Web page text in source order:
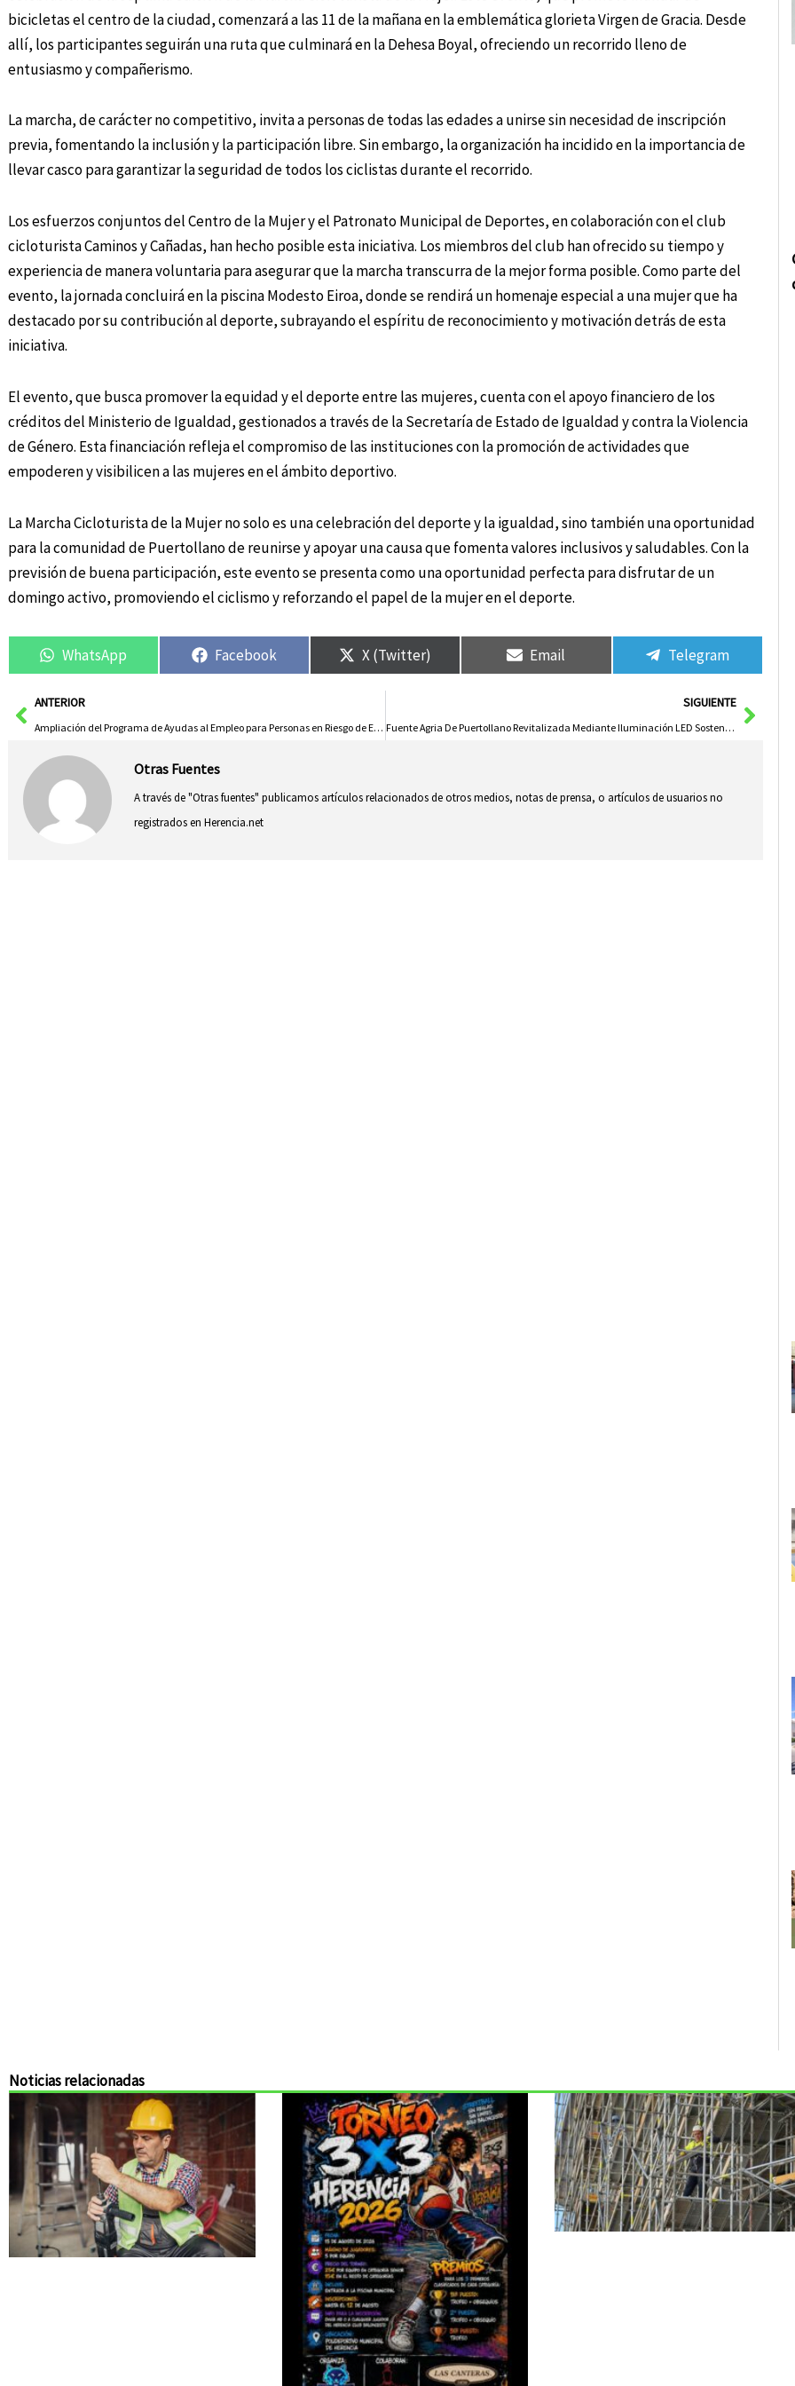
bicicletas el centro de la ciudad, comenzará a las 11 de la mañana en la emblemática glorieta Virgen de Gracia. Desde
allí, los participantes seguirán una ruta que culminará en la Dehesa Boyal, ofreciendo un recorrido lleno de
entusiasmo y compañerismo.
La marcha, de carácter no competitivo, invita a personas de todas las edades a unirse sin necesidad de inscripción
previa, fomentando la inclusión y la participación libre. Sin embargo, la organización ha incidido en la importancia de
llevar casco para garantizar la seguridad de todos los ciclistas durante el recorrido.
Los esfuerzos conjuntos del Centro de la Mujer y el Patronato Municipal de Deportes, en colaboración con el club
cicloturista Caminos y Cañadas, han hecho posible esta iniciativa. Los miembros del club han ofrecido su tiempo y
experiencia de manera voluntaria para asegurar que la marcha transcurra de la mejor forma posible. Como parte del
evento, la jornada concluirá en la piscina Modesto Eiroa, donde se rendirá un homenaje especial a una mujer que ha
destacado por su contribución al deporte, subrayando el espíritu de reconocimiento y motivación detrás de esta
iniciativa.
El evento, que busca promover la equidad y el deporte entre las mujeres, cuenta con el apoyo financiero de los
créditos del Ministerio de Igualdad, gestionados a través de la Secretaría de Estado de Igualdad y contra la Violencia
de Género. Esta financiación refleja el compromiso de las instituciones con la promoción de actividades que
empoderen y visibilicen a las mujeres en el ámbito deportivo.
La Marcha Cicloturista de la Mujer no solo es una celebración del deporte y la igualdad, sino también una oportunidad
para la comunidad de Puertollano de reunirse y apoyar una causa que fomenta valores inclusivos y saludables. Con la
previsión de buena participación, este evento se presenta como una oportunidad perfecta para disfrutar de un
domingo activo, promoviendo el ciclismo y reforzando el papel de la mujer en el deporte.
WhatsApp Facebook X (Twitter) Email Telegram
AntANTERIOR
Ampliación del Programa de Ayudas al Empleo para Personas en Riesgo de Exclusión con 1,96 Millones de Euros
SIGUIENTE
Fuente Agria De Puertollano Revitalizada Mediante Iluminación LED Sostenible
Otras Fuentes
A través de "Otras fuentes" publicamos artículos relacionados de otros medios, notas de prensa, o artículos de usuarios no
registrados en Herencia.net
Noticias relacionadas